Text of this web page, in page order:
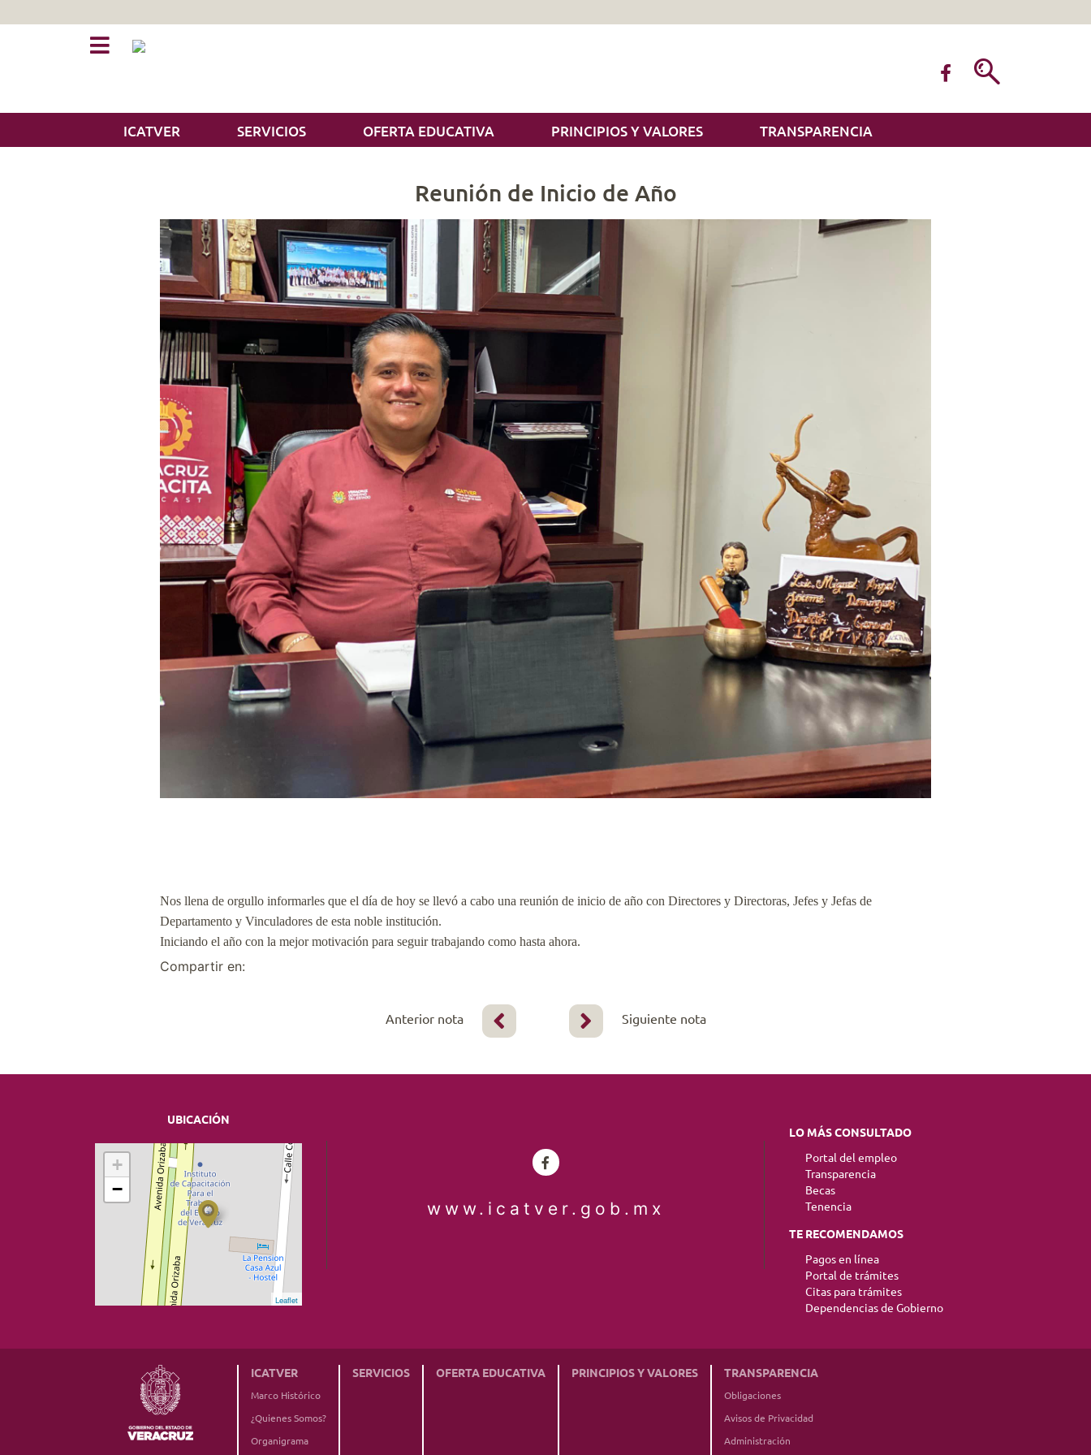
ICATVER SERVICIOS OFERTA EDUCATIVA PRINCIPIOS Y VALORES TRANSPARENCIA
Reunión de Inicio de Año
Nos llena de orgullo informarles que el día de hoy se llevó a cabo una reunión de inicio de año con Directores y Directoras, Jefes y Jefas de
Departamento y Vinculadores de esta noble institución.
Iniciando el año con la mejor motivación para seguir trabajando como hasta ahora.
Compartir en:
Anterior nota Siguiente nota
UBICACIÓN
+
−
Leaflet
www.icatver.gob.mx
LO MÁS CONSULTADO
Portal del empleo
Transparencia
Becas
Tenencia
TE RECOMENDAMOS
Pagos en línea
Portal de trámites
Citas para trámites
Dependencias de Gobierno
ICATVER
Marco Histórico
¿Quienes Somos?
Organigrama
SERVICIOS OFERTA EDUCATIVA PRINCIPIOS Y VALORES TRANSPARENCIA
Obligaciones
Avisos de Privacidad
Administración